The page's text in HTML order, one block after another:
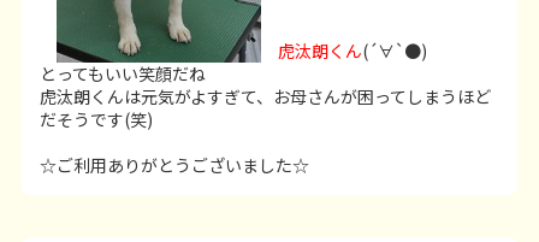
虎汰朗くん(´∀`●)
とってもいい笑顔だね
虎汰朗くんは元気がよすぎて、お母さんが困ってしまうほど
だそうです(笑)
☆ご利用ありがとうございました☆